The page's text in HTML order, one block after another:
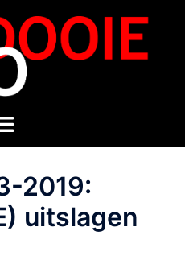
2019:
uitslagen